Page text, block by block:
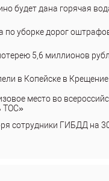
будет дана горячая
по уборке дорог
5,6 миллионов
в Копейске в Крещение
место во
ТОС»
сотрудники ГИБДД на